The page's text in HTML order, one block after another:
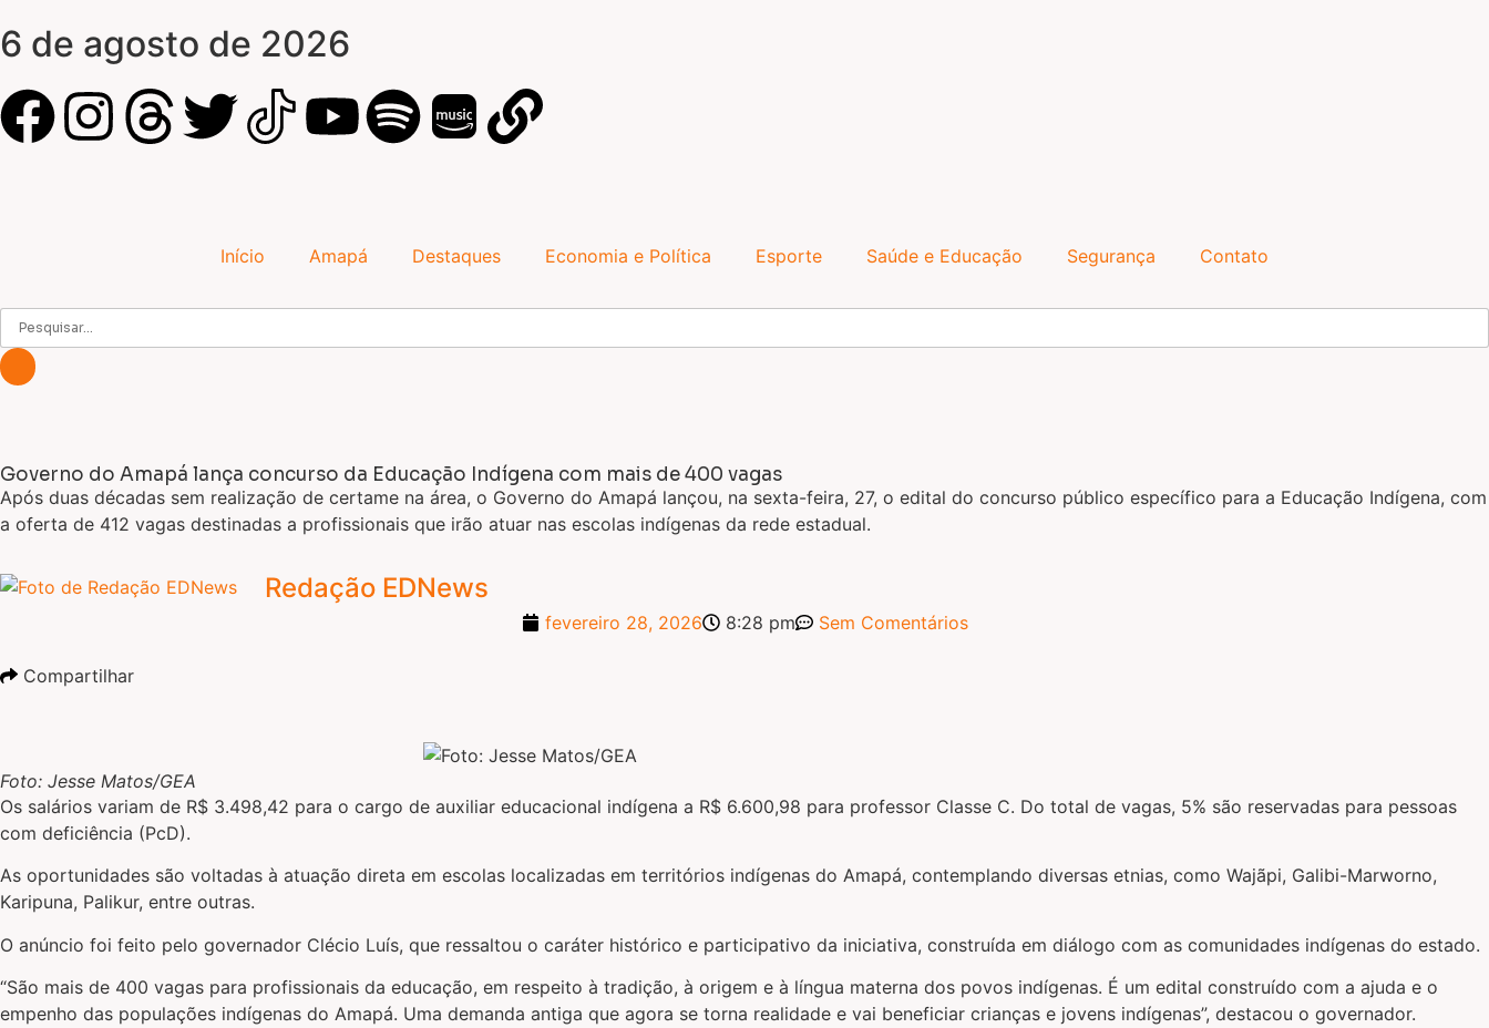
6 de agosto de 2026
Início Amapá Destaques Economia e Política Esporte Saúde e Educação Segurança Contato
Governo do Amapá lança concurso da Educação Indígena com mais de 400 vagas
Após duas décadas sem realização de certame na área, o Governo do Amapá lançou, na sexta-feira, 27, o edital do concurso público específico para a Educação Indígena, com
a oferta de 412 vagas destinadas a profissionais que irão atuar nas escolas indígenas da rede estadual.
Redação EDNews
fevereiro 28, 2026 8:28 pm Sem Comentários
Compartilhar
Foto: Jesse Matos/GEA
Os salários variam de R$ 3.498,42 para o cargo de auxiliar educacional indígena a R$ 6.600,98 para professor Classe C. Do total de vagas, 5% são reservadas para pessoas
com deficiência (PcD).
As oportunidades são voltadas à atuação direta em escolas localizadas em territórios indígenas do Amapá, contemplando diversas etnias, como Wajãpi, Galibi-Marworno,
Karipuna, Palikur, entre outras.
O anúncio foi feito pelo governador Clécio Luís, que ressaltou o caráter histórico e participativo da iniciativa, construída em diálogo com as comunidades indígenas do estado.
“São mais de 400 vagas para profissionais da educação, em respeito à tradição, à origem e à língua materna dos povos indígenas. É um edital construído com a ajuda e o
empenho das populações indígenas do Amapá. Uma demanda antiga que agora se torna realidade e vai beneficiar crianças e jovens indígenas”, destacou o governador.